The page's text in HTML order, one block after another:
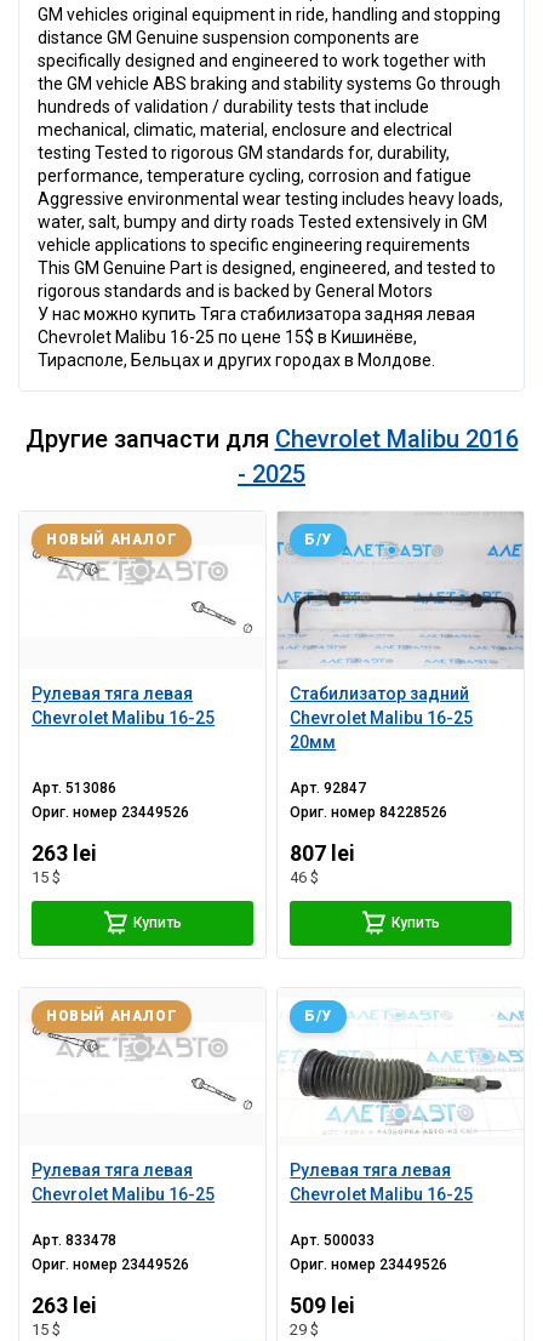
GM vehicles original equipment in ride, handling and stopping
distance GM Genuine suspension components are
specifically designed and engineered to work together with
the GM vehicle ABS braking and stability systems Go through
hundreds of validation / durability tests that include
mechanical, climatic, material, enclosure and electrical
testing Tested to rigorous GM standards for, durability,
performance, temperature cycling, corrosion and fatigue
Aggressive environmental wear testing includes heavy loads,
water, salt, bumpy and dirty roads Tested extensively in GM
vehicle applications to specific engineering requirements
This GM Genuine Part is designed, engineered, and tested to
rigorous standards and is backed by General Motors
У нас можно купить Тяга стабилизатора задняя левая
Chevrolet Malibu 16-25 по цене 15$ в Кишинёве,
Тирасполе, Бельцах и других городах в Молдове.
Другие запчасти для Chevrolet Malibu 2016
- 2025
Рулевая тяга левая
Chevrolet Malibu 16-25
НОВЫЙ АНАЛОГ
Арт.513086
Ориг. номер 23449526
263 lei
15 $
Купить
Стабилизатор задний
Chevrolet Malibu 16-25
20мм
Б/У
Арт.92847
Ориг. номер84228526
807 lei
46 $
Купить
Рулевая тяга левая
Chevrolet Malibu 16-25
НОВЫЙ АНАЛОГ
Арт.833478
Ориг. номер 23449526
263 lei
15 $
Рулевая тяга левая
Chevrolet Malibu 16-25
Б/У
Арт.500033
Ориг. номер 23449526
509 lei
29 $